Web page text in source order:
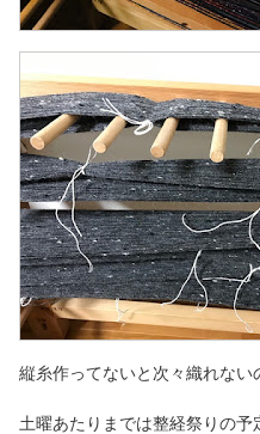
縦糸作ってないと次々織れない
土曜あたりまでは整経祭りの予